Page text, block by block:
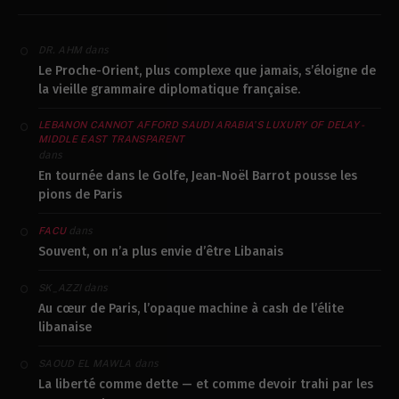
DR. AHM dans
Le Proche-Orient, plus complexe que jamais, s’éloigne de
la vieille grammaire diplomatique française.
LEBANON CANNOT AFFORD SAUDI ARABIA’S LUXURY OF DELAY -
MIDDLE EAST TRANSPARENT
dans
En tournée dans le Golfe, Jean-Noël Barrot pousse les
pions de Paris
FACUdans
Souvent, on n’a plus envie d’être Libanais
SK_AZZIdans
Au cœur de Paris, l’opaque machine à cash de l’élite
libanaise
SAOUD EL MAWLA dans
La liberté comme dette — et comme devoir trahi par les